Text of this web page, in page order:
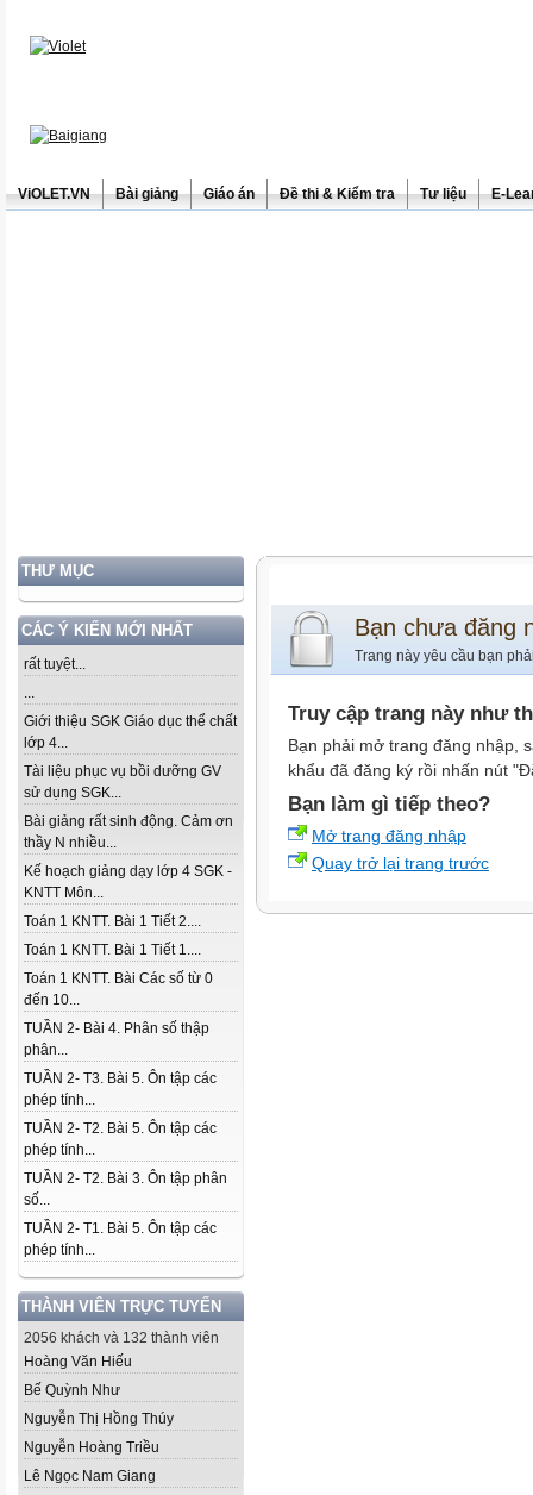
ViOLET.VN Bài giảng Giáo án Đề thi & Kiểm tra Tư liệu E-
THƯ MỤC
CÁC Ý KIẾN MỚI NHẤT
rất tuyệt...
...
Giới thiệu SGK Giáo dục thể chất
lớp 4...
Tài liệu phục vụ bồi dưỡng GV
sử dụng SGK...
Bài giảng rất sinh động. Cảm ơn
thầy N nhiều...
Kế hoạch giảng dạy lớp 4 SGK -
KNTT Môn...
Toán 1 KNTT. Bài 1 Tiết 2....
Toán 1 KNTT. Bài 1 Tiết 1....
Toán 1 KNTT. Bài Các số từ 0
đến 10...
TUẦN 2- Bài 4. Phân số thập
phân...
TUẦN 2- T3. Bài 5. Ôn tập các
phép tính...
TUẦN 2- T2. Bài 5. Ôn tập các
phép tính...
TUẦN 2- T2. Bài 3. Ôn tập phân
số...
TUẦN 2- T1. Bài 5. Ôn tập các
phép tính...
THÀNH VIÊN TRỰC TUYẾN
2056 khách và 132 thành viên
Hoàng Văn Hiếu
Bế Quỳnh Như
Nguyễn Thị Hồng Thúy
Nguyễn Hoàng Triều
Lê Ngọc Nam Giang
Bạn chưa đăng
Trang này yêu cầu bạn
Truy cập trang này như
Bạn phải mở trang đăng nhập,
khẩu đã đăng ký rồi nhấn nút
Bạn làm gì tiếp theo?
Mở trang đăng nhập
Quay trở lại trang trước